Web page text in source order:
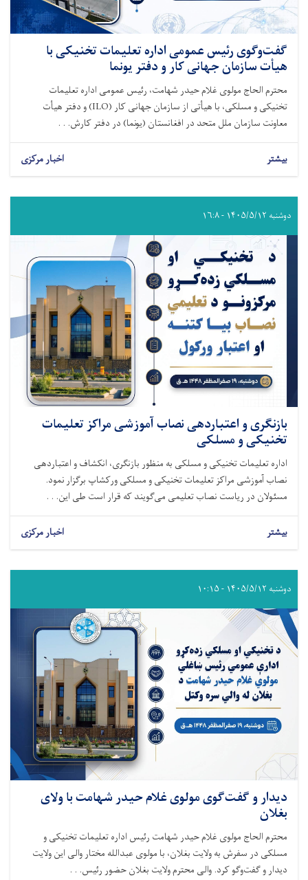
گفت‌وگوی رئیس عمومی اداره تعلیمات تخنیکی با
هیأت سازمان جهانی کار و دفتر یونما
محترم الحاج مولوی غلام حیدر شهامت، رئیس عمومی اداره تعلیمات
تخنیکی و مسلکی، با هیأتی از سازمان جهانی کار (ILO) و دفتر هیأت
معاونت سازمان ملل متحد در افغانستان (یونما) در دفتر کارش. . .
بیشتر اخبار مرکزی
دوشنبه ۱۴۰۵/۵/۱۲ - ۱۶:۸
بازنگری و اعتباردهی نصاب آموزشی مراکز تعلیمات
تخنیکی و مسلکی
اداره تعلیمات تخنیکی و مسلکی به منظور بازنگری، انکشاف و اعتباردهی
نصاب آموزشی مراکز تعلیمات تخنیکی و مسلکی ورکشاپ برگزار نمود.
مسئولان در ریاست نصاب تعلیمی می‌گویند که قرار است طی این. . .
بیشتر اخبار مرکزی
دوشنبه ۱۴۰۵/۵/۱۲ - ۱۰:۱۵
دیدار و گفت‌گوی مولوی غلام حیدر شهامت با ولای
بغلان
محترم الحاج مولوی غلام حیدر شهامت رئیس اداره تعلیمات تخنیکی و
مسلکی در سفرش به ولایت بغلان، با مولوی عبدالله مختار والی این ولایت
دیدار و گفت‌وگو کرد. والی محترم ولایت بغلان حضور رئیس. . .